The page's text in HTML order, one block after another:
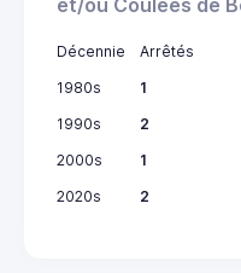
et/ou Coulées de
Décennie
Arrêtés
1980s
1
1990s
2
2000s
1
2020s
2